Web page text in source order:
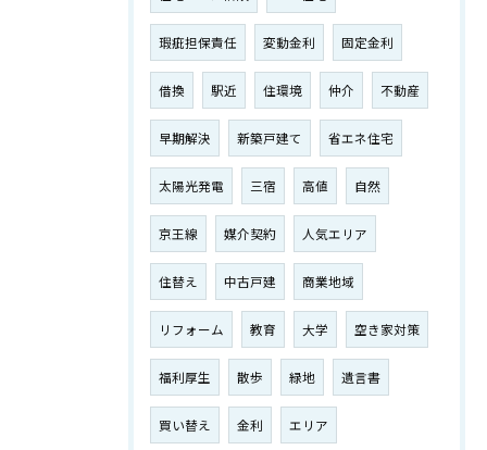
瑕疵担保責任 変動金利 固定金利
借換 駅近 住環境 仲介 不動産
早期解決 新築戸建て 省エネ住宅
太陽光発電 三宿 高値 自然
京王線 媒介契約 人気エリア
住替え 中古戸建 商業地域
リフォーム 教育 大学 空き家対策
福利厚生 散歩 緑地 遺言書
買い替え 金利 エリア